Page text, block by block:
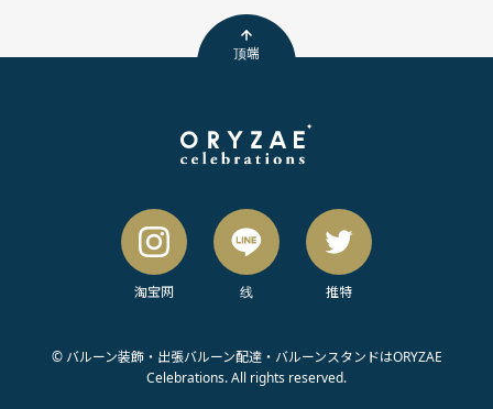
顶端
淘宝网 线 推特
© バルーン装飾・出張バルーン配達・バルーンスタンドはORYZAE
Celebrations. All rights reserved.